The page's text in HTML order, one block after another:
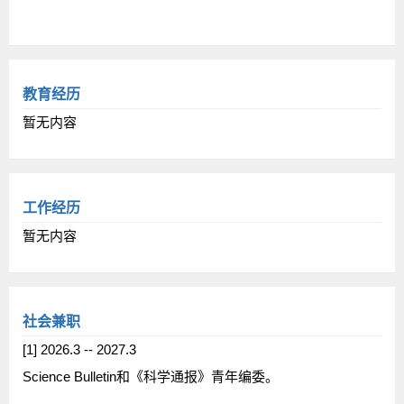
教育经历
暂无内容
工作经历
暂无内容
社会兼职
[1] 2026.3 -- 2027.3
Science Bulletin和《科学通报》青年编委。